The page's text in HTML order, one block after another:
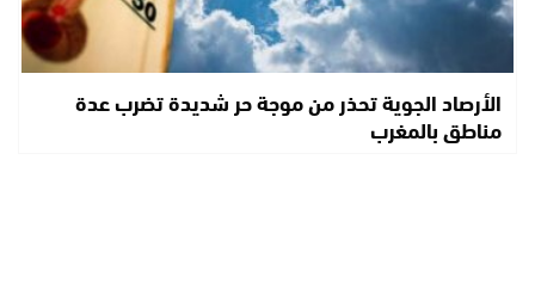
الأرصاد الجوية تحذر من موجة حر شديدة تضرب عدة
مناطق بالمغرب